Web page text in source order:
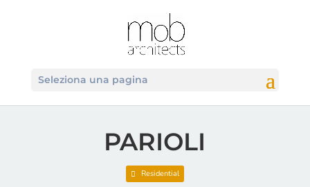
Seleziona una pagina
PARIOLI
Residential